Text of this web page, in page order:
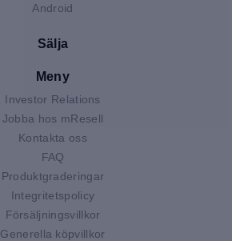
Android
Sälja
Meny
Investor Relations
Jobba hos mResell
Kontakta oss
FAQ
Produktgraderingar
Integritetspolicy
Försäljningsvillkor
Generella köpvillkor